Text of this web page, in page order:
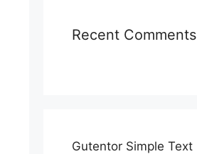
Recent Comments
Gutentor Simple Text